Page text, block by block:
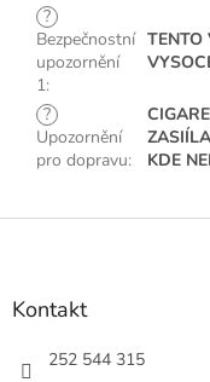
?
Bezpečnostní
upozornění
1:
TENTO
?
Upozornění
pro dopravu:
KDE
Z
Kontakt
252 544 315